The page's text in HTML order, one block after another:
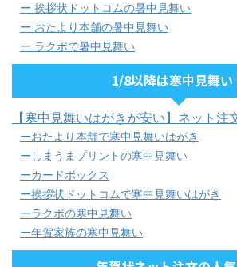
ー 挨拶状ドットコムの暑中見舞い
ー おたより本舗の暑中見舞い
ー ラクポで暑中見舞い
1/8以降は寒中見舞い
【寒中見舞いはがきが安い】ネット注
ーおたより本舗で寒中見舞いはがき
ーしまうまプリントの寒中見舞い
ーカードボックス
ー挨拶状ドットコムで寒中見舞いはがき
ーラクポの寒中見舞い
ー年賀家族の寒中見舞い